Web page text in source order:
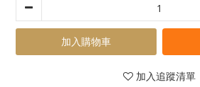
加入購物車
加入追蹤清單